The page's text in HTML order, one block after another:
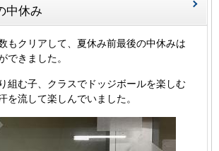
中休み
もクリアして、夏休み前最後の中休みは
できました。
組む子、クラスでドッジボールを楽しむ
を流して楽しんでいました。